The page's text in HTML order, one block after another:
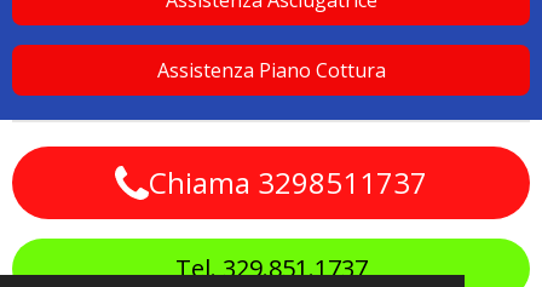
Assistenza Piano Cottura
Chiama 3298511737
Tel. 329.851.1737